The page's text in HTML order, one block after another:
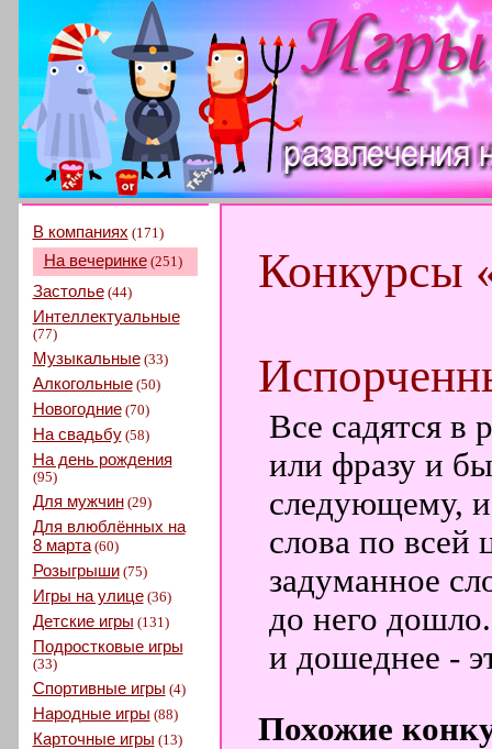
В компаниях (171)
На вечеринке(251)
Застолье(44)
Интеллектуальные
(77)
Музыкальные(33)
Алкогольные(50)
Новогодние(70)
На свадьбу(58)
На день рождения
(95)
Для мужчин(29)
Для влюблённых на
8 марта(60)
Розыгрыши(75)
Игры на улице(36)
Детские игры (131)
Подростковые игры
(33)
Спортивные игры (4)
Народные игры (88)
Карточные игры (13)
Конкурсы
Все садятся в
или фразу и
следующему,
слова по всей
задуманное
до него
и дошеднее -
Похожие